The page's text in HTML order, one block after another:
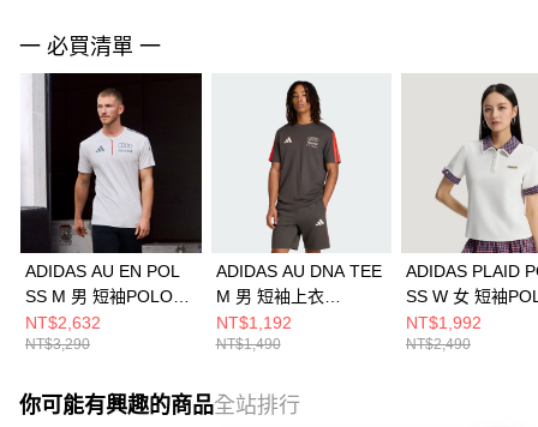
一 必買清單 一
ADIDAS AU EN POL
SS M 男 短袖POLO
KE7324
NT$2,632
NT$3,290
ADIDAS AU DNA TEE
M 男 短袖上衣
KE6096
NT$1,192
NT$1,490
ADIDAS PLAID
SS W 女 短袖
KU9397
NT$1,992
NT$2,490
你可能有興趣的商品全站排行